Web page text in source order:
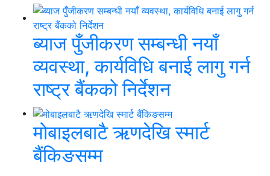
ब्याज पुँजीकरण सम्बन्धी नयाँ
व्यवस्था, कार्यविधि बनाई लागु गर्न
राष्ट्र बैंकको निर्देशन
मोबाइलबाटै ऋणदेखि स्मार्ट
बैंकिङसम्म